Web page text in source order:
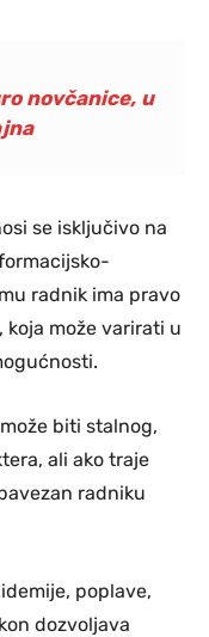
novčanice, u
se isključivo na
radnik ima pravo
može varirati u
biti stalnog,
ali ako traje
radniku
poplave,
dozvoljava